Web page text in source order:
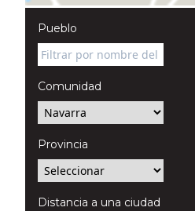
Pueblo
Comunidad
Provincia
Distancia a una ciudad